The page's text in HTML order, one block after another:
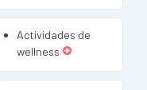
Actividades de
wellness